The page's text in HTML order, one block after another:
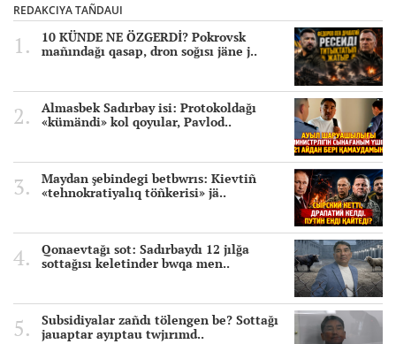
REDAKCIYA TAÑDAUI
10 KÜNDE NE ÖZGERDİ? Pokrovsk
mañındağı qasap, dron soğısı jäne j..
Almasbek Sadırbay isi: Protokoldağı
«kümändi» kol qoyular, Pavlod..
Maydan şebindegi betbwrıs: Kievtiñ
«tehnokratiyalıq töñkerisi» jä..
Qonaevtağı sot: Sadırbaydı 12 jılğa
sottağısı keletinder bwqa men..
Subsidiyalar zañdı tölengen be? Sottağı
jauaptar ayıptau twjırımd..